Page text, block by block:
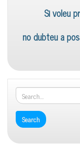
Si voleu
no dubteu a